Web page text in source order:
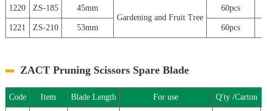
1220 ZS-185
45mm
Gardening and Fruit Tree
60pcs
1221 ZS-210 53mm 60pcs
ZACT Pruning Scissors Spare Blade
Code Item Blade Length For use Q'ty /Carton